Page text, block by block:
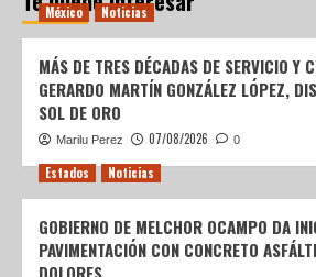
México Noticias
MÁS DE TRES DÉCADAS DE SERVICIO Y
GERARDO MARTÍN GONZÁLEZ LÓPEZ,
SOL DE ORO
Marilu Perez 07/08/2026 0
Estados Noticias
GOBIERNO DE MELCHOR OCAMPO DA
PAVIMENTACIÓN CON CONCRETO